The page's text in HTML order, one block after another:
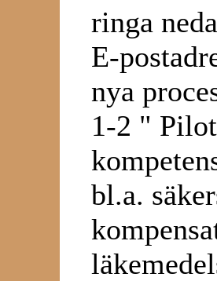
ringa
E-
nya
1-2 "
bl.a.